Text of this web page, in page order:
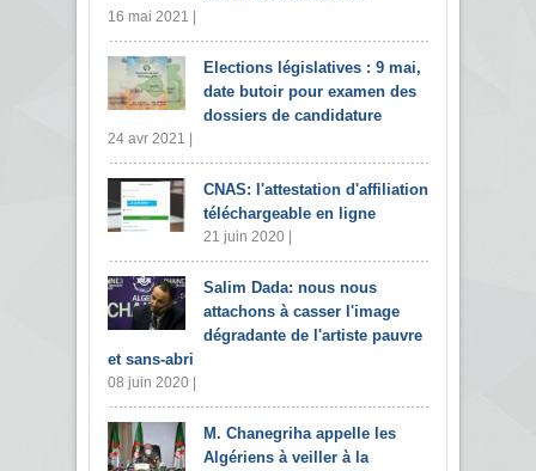
16 mai 2021 |
Elections législatives : 9 mai,
date butoir pour examen des
dossiers de candidature
24 avr 2021 |
CNAS: l'attestation d'affiliation
téléchargeable en ligne
21 juin 2020 |
Salim Dada: nous nous
attachons à casser l'image
dégradante de l'artiste pauvre
et sans-abri
08 juin 2020 |
M. Chanegriha appelle les
Algériens à veiller à la